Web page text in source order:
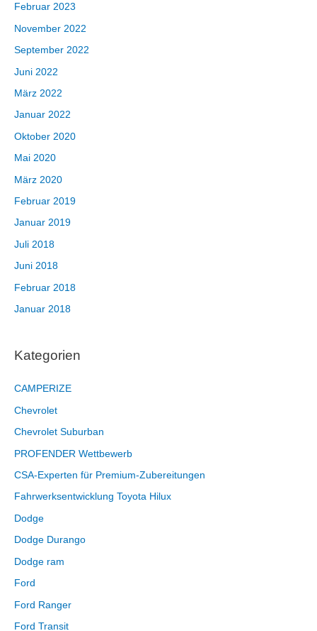
Februar 2023
November 2022
September 2022
Juni 2022
März 2022
Januar 2022
Oktober 2020
Mai 2020
März 2020
Februar 2019
Januar 2019
Juli 2018
Juni 2018
Februar 2018
Januar 2018
Kategorien
CAMPERIZE
Chevrolet
Chevrolet Suburban
PROFENDER Wettbewerb
CSA-Experten für Premium-Zubereitungen
Fahrwerksentwicklung Toyota Hilux
Dodge
Dodge Durango
Dodge ram
Ford
Ford Ranger
Ford Transit